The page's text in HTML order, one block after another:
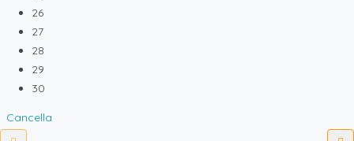
26
27
28
29
30
Cancella